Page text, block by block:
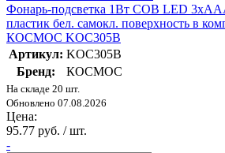
Фонарь-подсветка 1Вт COB LED
пластик бел. самокл. поверхность в
КОСМОС KOC305B
Артикул: KOC305B
Бренд:
КОСМОС
На складе 20 шт.
Обновлено 07.08.2026
Цена:
95.77 руб. / шт.
-